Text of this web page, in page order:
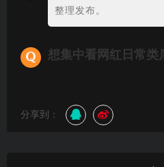
整理发布。
想集中看网红日常类
分享到：